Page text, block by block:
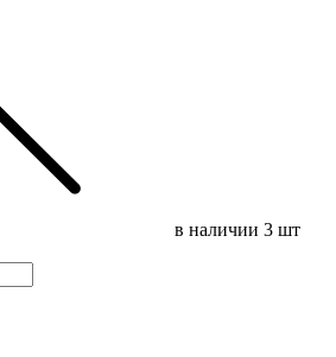
в наличии 3 шт